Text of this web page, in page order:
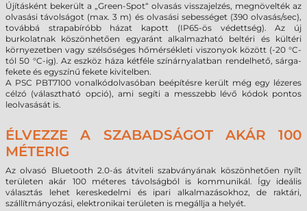
Újításként bekerült a „Green-Spot“ olvasás visszajelzés, megnövelték az
olvasási távolságot (max. 3 m) és olvasási sebességet (390 olvasás/sec),
továbbá strapabíróbb házat kapott (IP65-ös védettség). Az új
burkolatnak köszönhetően egyaránt alkalmazható beltéri és kültéri
környezetben vagy szélsőséges hőmérsékleti viszonyok között (-20 °C-
tól 50 °C-ig). Az eszköz háza kétféle színárnyalatban rendelhető, sárga-
fekete és egyszínű fekete kivitelben.
A PSC PBT7100 vonalkódolvasóban beépítésre került még egy lézeres
célzó (választható opció), ami segíti a messzebb lévő kódok pontos
leolvasását is.
ÉLVEZZE A SZABADSÁGOT AKÁR 100
MÉTERIG
Az olvasó Bluetooth 2.0-ás átviteli szabványának köszönhetően nyílt
területen akár 100 méteres távolságból is kommunikál. Így ideális
választás lehet kereskedelmi és ipari alkalmazásokhoz, de raktári,
szállítmányozási, elektronikai területen is megállja a helyét.